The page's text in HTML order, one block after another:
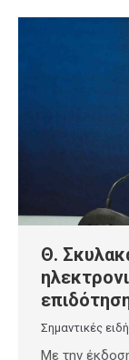
Θ.
Σημαντικές
Με την